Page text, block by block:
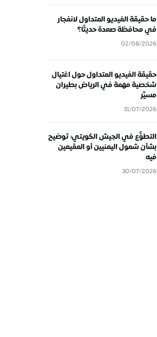
ما حقيقة الفيديو المتداول لانفجار
في محافظة صعدة حديثًا؟
02/08/2026
حقيقة الفيديو المتداول حول اغتيال
شخصية مهمة في الرياض بطيران
مسيَّر
31/07/2026
التطوُّع في الجيش الكويتي: توضيح
بشأن شمول اليمنيين أو المقيمين
فيه
30/07/2026